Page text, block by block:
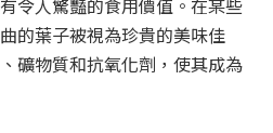
的葉子被視為珍貴的美味佳
礦物質和抗氧化劑，使其成為